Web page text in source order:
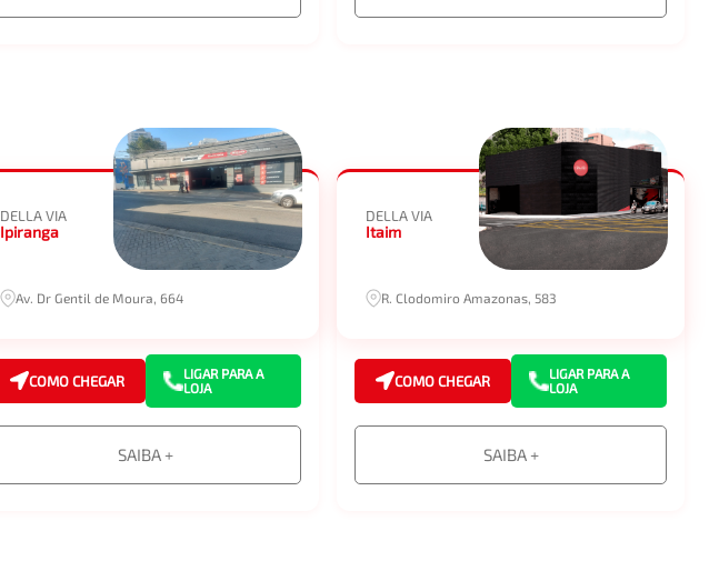
DELLA VIA
Ipiranga
Av. Dr Gentil de Moura, 664
COMO CHEGAR
LIGAR PARA A
LOJA
SAIBA +
DELLA VIA
Itaim
R. Clodomiro Amazonas, 583
COMO CHEGAR
LIGAR PARA A
LOJA
SAIBA +